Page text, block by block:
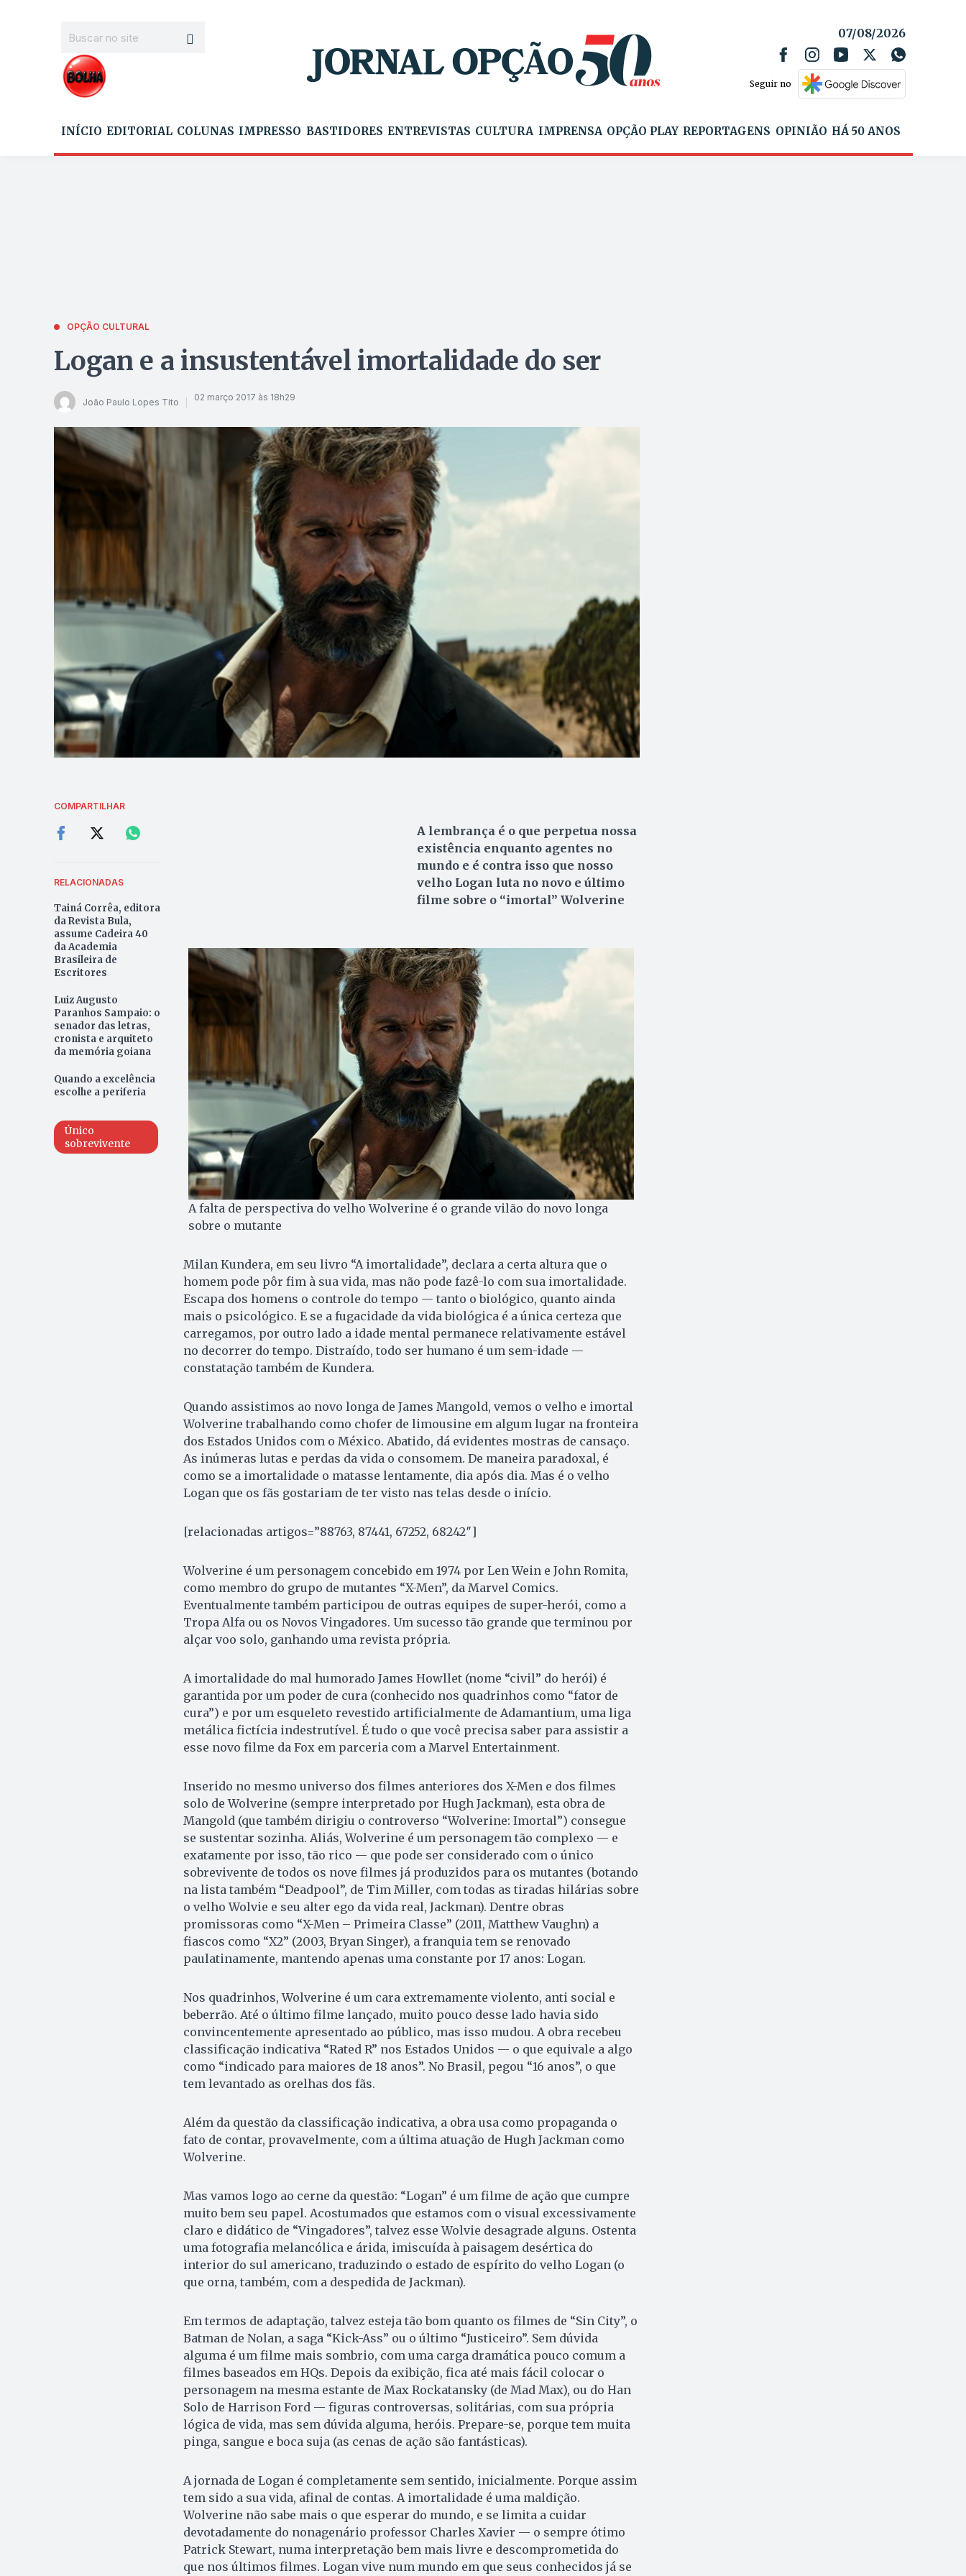
07/08/2026
Seguir no
INÍCIO EDITORIAL COLUNAS IMPRESSO BASTIDORES ENTREVISTAS CULTURA IMPRENSA OPÇÃO PLAY REPORTAGENS OPINIÃO HÁ 50 ANOS
OPÇÃO CULTURAL
Logan e a insustentável imortalidade do ser
João Paulo Lopes Tito 02 março 2017 às 18h29
COMPARTILHAR
RELACIONADAS
Tainá Corrêa, editora
da Revista Bula,
assume Cadeira 40
da Academia
Brasileira de
Escritores
Luiz Augusto
Paranhos Sampaio: o
senador das letras,
cronista e arquiteto
da memória goiana
Quando a excelência
escolhe a periferia
Único
sobrevivente
A lembrança é o que perpetua nossa
existência enquanto agentes no
mundo e é contra isso que nosso
velho Logan luta no novo e último
filme sobre o “imortal” Wolverine
A falta de perspectiva do velho Wolverine é o grande vilão do novo longa
sobre o mutante
Milan Kundera, em seu livro “A imortalidade”, declara a certa altura que o
homem pode pôr fim à sua vida, mas não pode fazê-lo com sua imortalidade.
Escapa dos homens o controle do tempo — tanto o biológico, quanto ainda
mais o psicológico. E se a fugacidade da vida biológica é a única certeza que
carregamos, por outro lado a idade mental permanece relativamente estável
no decorrer do tempo. Distraído, todo ser humano é um sem-idade —
constatação também de Kundera.
Quando assistimos ao novo longa de James Mangold, vemos o velho e imortal
Wolverine trabalhando como chofer de limousine em algum lugar na fronteira
dos Estados Unidos com o México. Abatido, dá evidentes mostras de cansaço.
As inúmeras lutas e perdas da vida o consomem. De maneira paradoxal, é
como se a imortalidade o matasse lentamente, dia após dia. Mas é o velho
Logan que os fãs gostariam de ter visto nas telas desde o início.
[relacionadas artigos=”88763, 87441, 67252, 68242″]
Wolverine é um personagem concebido em 1974 por Len Wein e John Romita,
como membro do grupo de mutantes “X-Men”, da Marvel Comics.
Eventualmente também participou de outras equipes de super-herói, como a
Tropa Alfa ou os Novos Vingadores. Um sucesso tão grande que terminou por
alçar voo solo, ganhando uma revista própria.
A imortalidade do mal humorado James Howllet (nome “civil” do herói) é
garantida por um poder de cura (conhecido nos quadrinhos como “fator de
cura”) e por um esqueleto revestido artificialmente de Adamantium, uma liga
metálica fictícia indestrutível. É tudo o que você precisa saber para assistir a
esse novo filme da Fox em parceria com a Marvel Entertainment.
Inserido no mesmo universo dos filmes anteriores dos X-Men e dos filmes
solo de Wolverine (sempre interpretado por Hugh Jackman), esta obra de
Mangold (que também dirigiu o controverso “Wolverine: Imortal”) consegue
se sustentar sozinha. Aliás, Wolverine é um personagem tão complexo — e
exatamente por isso, tão rico — que pode ser considerado com o único
sobrevivente de todos os nove filmes já produzidos para os mutantes (botando
na lista também “Deadpool”, de Tim Miller, com todas as tiradas hilárias sobre
o velho Wolvie e seu alter ego da vida real, Jackman). Dentre obras
promissoras como “X-Men – Primeira Classe” (2011, Matthew Vaughn) a
fiascos como “X2” (2003, Bryan Singer), a franquia tem se renovado
paulatinamente, mantendo apenas uma constante por 17 anos: Logan.
Nos quadrinhos, Wolverine é um cara extremamente violento, anti social e
beberrão. Até o último filme lançado, muito pouco desse lado havia sido
convincentemente apresentado ao público, mas isso mudou. A obra recebeu
classificação indicativa “Rated R” nos Estados Unidos — o que equivale a algo
como “indicado para maiores de 18 anos”. No Brasil, pegou “16 anos”, o que
tem levantado as orelhas dos fãs.
Além da questão da classificação indicativa, a obra usa como propaganda o
fato de contar, provavelmente, com a última atuação de Hugh Jackman como
Wolverine.
Mas vamos logo ao cerne da questão: “Logan” é um filme de ação que cumpre
muito bem seu papel. Acostumados que estamos com o visual excessivamente
claro e didático de “Vingadores”, talvez esse Wolvie desagrade alguns. Ostenta
uma fotografia melancólica e árida, imiscuída à paisagem desértica do
interior do sul americano, traduzindo o estado de espírito do velho Logan (o
que orna, também, com a despedida de Jackman).
Em termos de adaptação, talvez esteja tão bom quanto os filmes de “Sin City”, o
Batman de Nolan, a saga “Kick-Ass” ou o último “Justiceiro”. Sem dúvida
alguma é um filme mais sombrio, com uma carga dramática pouco comum a
filmes baseados em HQs. Depois da exibição, fica até mais fácil colocar o
personagem na mesma estante de Max Rockatansky (de Mad Max), ou do Han
Solo de Harrison Ford — figuras controversas, solitárias, com sua própria
lógica de vida, mas sem dúvida alguma, heróis. Prepare-se, porque tem muita
pinga, sangue e boca suja (as cenas de ação são fantásticas).
A jornada de Logan é completamente sem sentido, inicialmente. Porque assim
tem sido a sua vida, afinal de contas. A imortalidade é uma maldição.
Wolverine não sabe mais o que esperar do mundo, e se limita a cuidar
devotadamente do nonagenário professor Charles Xavier — o sempre ótimo
Patrick Stewart, numa interpretação bem mais livre e descomprometida do
que nos últimos filmes. Logan vive num mundo em que seus conhecidos já se